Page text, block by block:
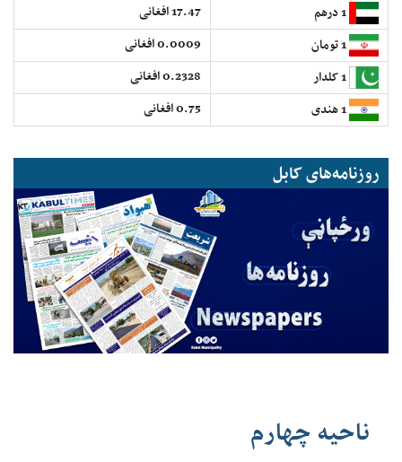
17.47 افغانی
0.0009 افغانی
0.2328 افغانی
0.75 افغانی
روزنامه‌های کابل
ناحیه چهارم